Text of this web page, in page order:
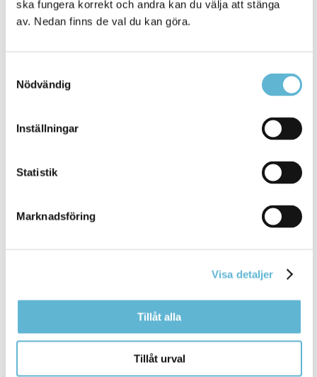
ska fungera korrekt och andra kan du välja att stänga
av. Nedan finns de val du kan göra.
Nödvändig
Inställningar
Statistik
Marknadsföring
Visa detaljer
Tillåt alla
Tillåt urval
sparades och med ekonomiskt bistånd av bruket blev den
förvandlad till fritidsgård, som sköts av en stiftelse.
och den sträcker sig mellan Kristianstadsvägen och
Läs om Tians väg